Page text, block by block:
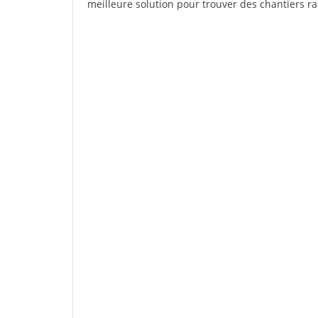
meilleure solution pour trouver des chantiers